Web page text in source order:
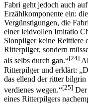
Fabri geht jedoch auch
Erzählkomponente ein:
Vergünstigungen, die
einer leidvollen Imitatio
Sionpilger keine Reittiere
Ritterpilger, sondern
als selbs durch gan.“[24]
Ritterpilger und erklärt:
das ellend der ritter
verdienes wegen.“[25] Der
eines Ritterpilgers